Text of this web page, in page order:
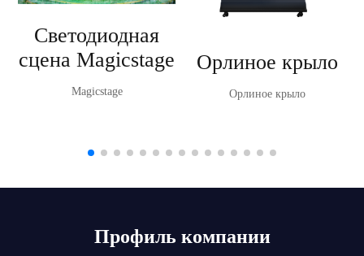
Светодиодная
сцена Magicstage
Magicstage
Орлиное крыло
Орлиное крыло
Профиль компании